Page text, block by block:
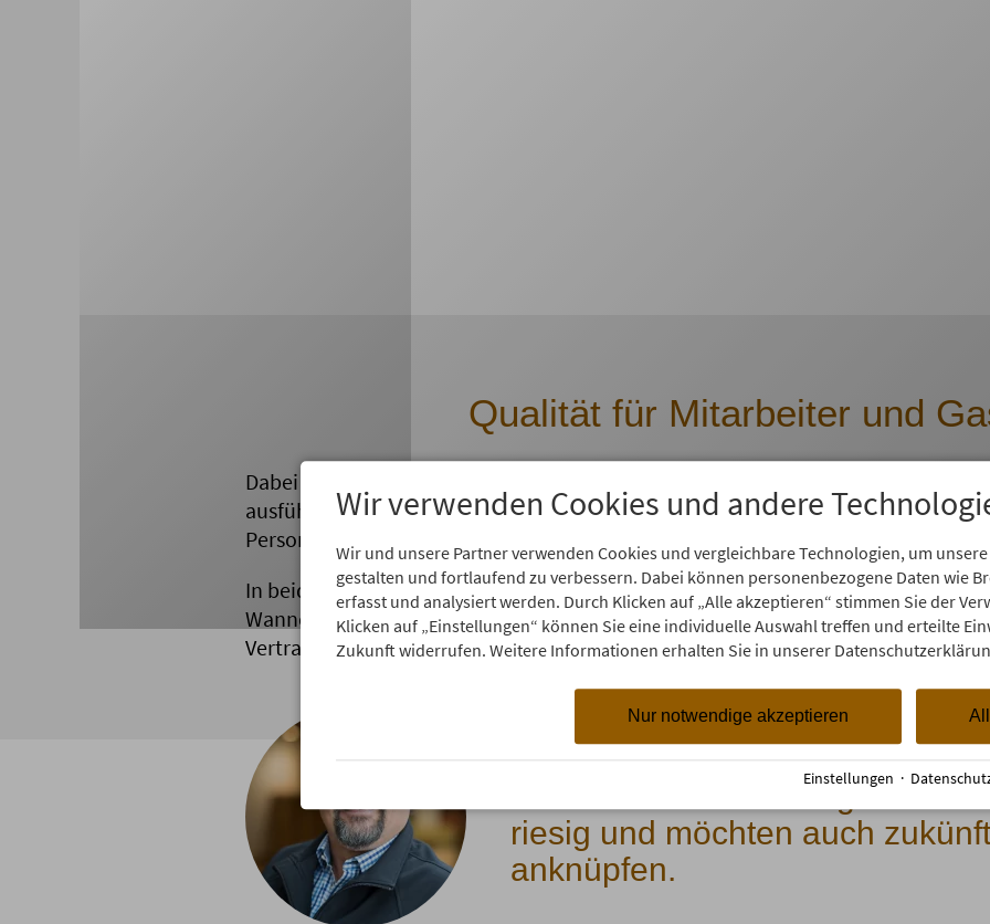
Qualität für Mitarbeiter und
Dabei gab es eine unabhängigen Prüfung der Arbeitsplatzkultur und des Urteils
ausführlich und anonym befragt wurden. Auch das Management erhielt einen
Personalarbeit im Unternehmen.
In beiden Wettbewerben landeten die Oberstdorf Resort Betriebe auf der
Wannenkopfhütte freut sich ungemein über die Auszeichnungen, denn es wird
Vertrauen, Respekt und Teamgeist geschaffen, in dem unsere Mitarbeiter das
Über die Auszeichnung freuen
riesig und möchten auch
anknüpfen.
Wir verwenden Cookies und andere
Wir und unsere Partner verwenden Cookies und vergleichbare Technologien, um
gestalten und fortlaufend zu verbessern. Dabei können personenbezogene Daten wie
erfasst und analysiert werden. Durch Klicken auf „Alle akzeptieren“ stimmen Sie der
Klicken auf „Einstellungen“ können Sie eine individuelle Auswahl treffen und erteilte
Zukunft widerrufen. Weitere Informationen erhalten Sie in unserer
Nur notwendige akzeptieren
Einstellungen ·